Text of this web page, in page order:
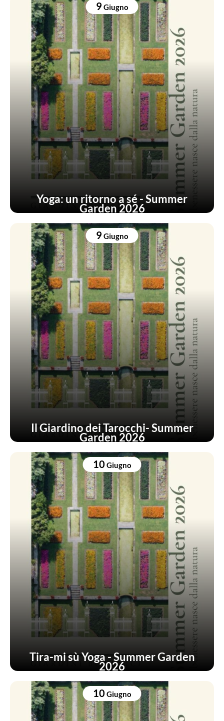
9 Giugno
Yoga: un ritorno a sé - Summer
Garden 2026
9 Giugno
Il Giardino dei Tarocchi- Summer
Garden 2026
10 Giugno
Tira-mi sù Yoga - Summer Garden
2026
10 Giugno